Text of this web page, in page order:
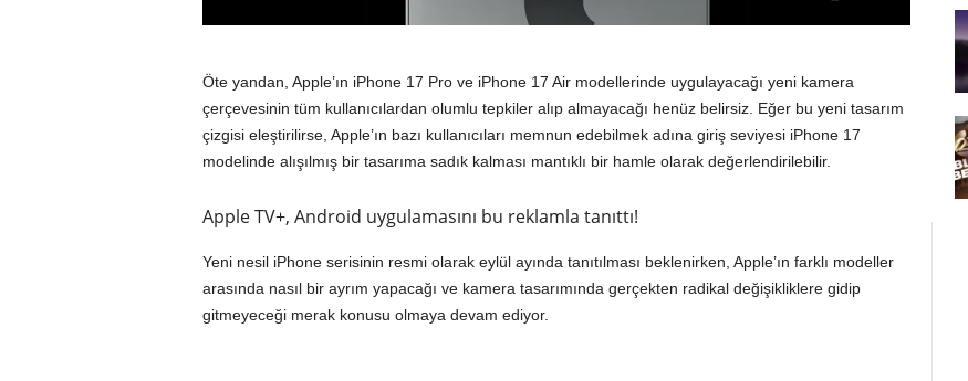
Öte yandan, Apple’ın iPhone 17 Pro ve iPhone 17 Air modellerinde uygulayacağı yeni kamera
çerçevesinin tüm kullanıcılardan olumlu tepkiler alıp almayacağı henüz belirsiz. Eğer bu yeni tasarım
çizgisi eleştirilirse, Apple’ın bazı kullanıcıları memnun edebilmek adına giriş seviyesi iPhone 17
modelinde alışılmış bir tasarıma sadık kalması mantıklı bir hamle olarak değerlendirilebilir.
Apple TV+, Android uygulamasını bu reklamla tanıttı!
Yeni nesil iPhone serisinin resmi olarak eylül ayında tanıtılması beklenirken, Apple’ın farklı modeller
arasında nasıl bir ayrım yapacağı ve kamera tasarımında gerçekten radikal değişikliklere gidip
gitmeyeceği merak konusu olmaya devam ediyor.